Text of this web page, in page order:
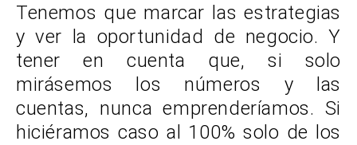
Tenemos que marcar las estrategias
y ver la oportunidad de negocio. Y
tener en cuenta que, si solo
mirásemos los números y las
cuentas, nunca emprenderíamos. Si
hiciéramos caso al 100% solo de los